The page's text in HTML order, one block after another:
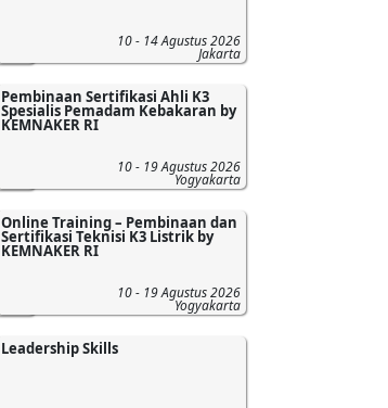
10 - 14 Agustus 2026
Jakarta
Pembinaan Sertifikasi Ahli K3
Spesialis Pemadam Kebakaran by
KEMNAKER RI
10 - 19 Agustus 2026
Yogyakarta
Online Training – Pembinaan dan
Sertifikasi Teknisi K3 Listrik by
KEMNAKER RI
10 - 19 Agustus 2026
Yogyakarta
Leadership Skills